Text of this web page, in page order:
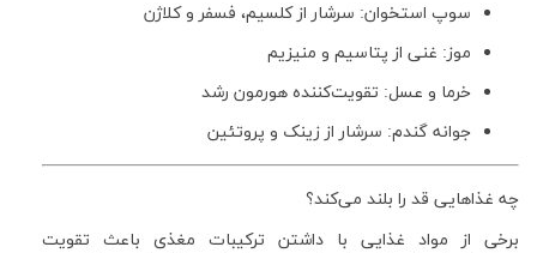
سوپ استخوان: سرشار از کلسیم، فسفر و کلاژن
موز: غنی از پتاسیم و منیزیم
خرما و عسل: تقویت‌کننده هورمون رشد
جوانه گندم: سرشار از زینک و پروتئین
چه غذاهایی قد را بلند می‌کند؟
برخی از مواد غذایی با داشتن ترکیبات مغذی باعث تقویت